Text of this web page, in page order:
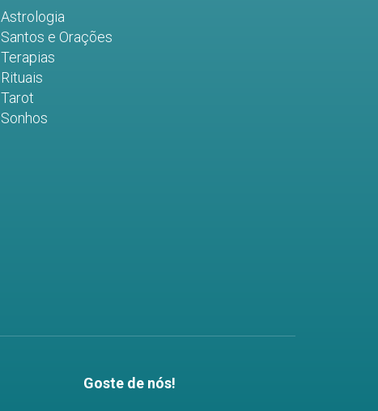
Astrologia
Santos e Orações
Terapias
Rituais
Tarot
Sonhos
Goste de nós!